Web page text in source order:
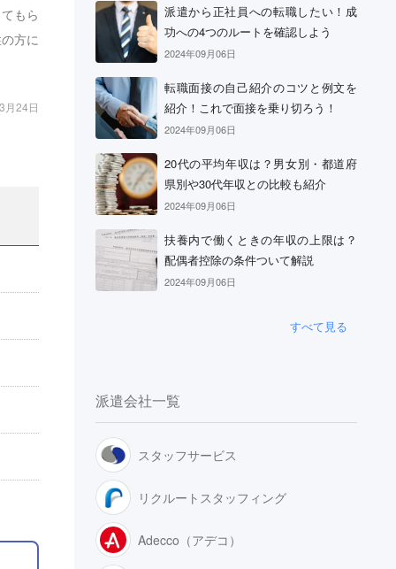
もら
方に
月24日
派遣から正社員への転職したい！成
功への4つのルートを確認しよう
2024年09月06日
転職面接の自己紹介のコツと例文を
紹介！これで面接を乗り切ろう！
2024年09月06日
20代の平均年収は？男女別・都道府
県別や30代年収との比較も紹介
2024年09月06日
扶養内で働くときの年収の上限は？
配偶者控除の条件ついて解説
2024年09月06日
すべて見る
派遣会社一覧
スタッフサービス
リクルートスタッフィング
Adecco（アデコ）